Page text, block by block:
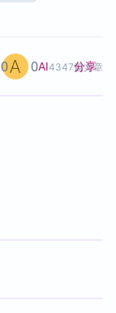
AI4347篇文章
0 0 分享